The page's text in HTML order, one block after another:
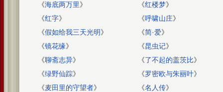
《海底两万里》 《红楼梦》
《红字》 《呼啸山庄》
《假如给我三天光明》 《简·爱》
《镜花缘》 《昆虫记》
《聊斋志异》 《了不起的盖茨比》
《绿野仙踪》 《罗密欧与朱丽叶》
《麦田里的守望者》 《名人传》